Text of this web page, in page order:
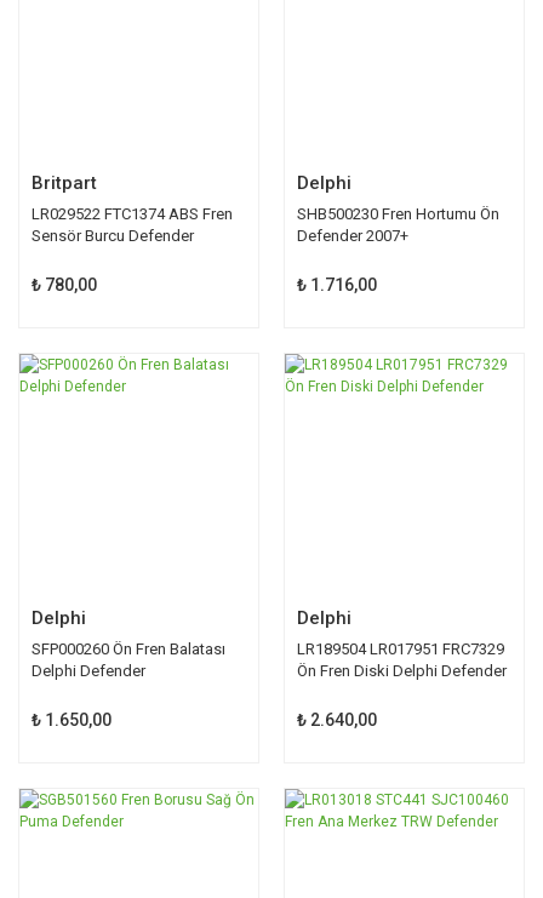
Britpart
LR029522 FTC1374 ABS Fren
Sensör Burcu Defender
₺ 780,00
Delphi
SHB500230 Fren Hortumu Ön
Defender 2007+
₺ 1.716,00
Delphi
SFP000260 Ön Fren Balatası
Delphi Defender
₺ 1.650,00
Delphi
LR189504 LR017951 FRC7329
Ön Fren Diski Delphi Defender
₺ 2.640,00